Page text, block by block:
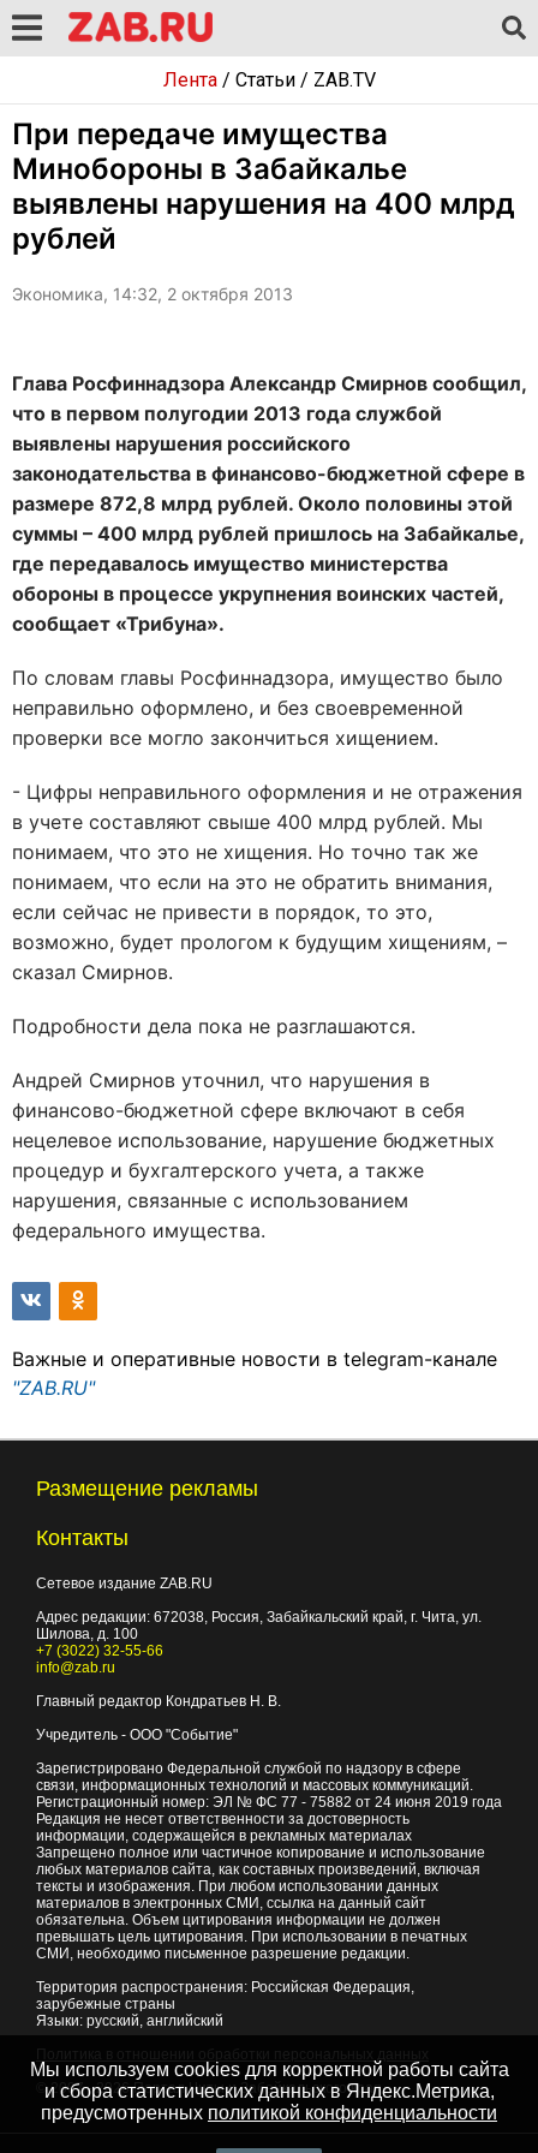
Лента/ Статьи/ ZAB.TV
При передаче имущества
Минобороны в Забайкалье
выявлены нарушения на 400 млрд
рублей
Экономика, 14:32, 2 октября 2013
Глава Росфиннадзора Александр Смирнов сообщил,
что в первом полугодии 2013 года службой
выявлены нарушения российского
законодательства в финансово-бюджетной сфере в
размере 872,8 млрд рублей. Около половины этой
суммы – 400 млрд рублей пришлось на Забайкалье,
где передавалось имущество министерства
обороны в процессе укрупнения воинских частей,
сообщает «Трибуна».
По словам главы Росфиннадзора, имущество было
неправильно оформлено, и без своевременной
проверки все могло закончиться хищением.
- Цифры неправильного оформления и не отражения
в учете составляют свыше 400 млрд рублей. Мы
понимаем, что это не хищения. Но точно так же
понимаем, что если на это не обратить внимания,
если сейчас не привести в порядок, то это,
возможно, будет прологом к будущим хищениям, –
сказал Смирнов.
Подробности дела пока не разглашаются.
Андрей Смирнов уточнил, что нарушения в
финансово-бюджетной сфере включают в себя
нецелевое использование, нарушение бюджетных
процедур и бухгалтерского учета, а также
нарушения, связанные с использованием
федерального имущества.
Важные и оперативные новости в telegram-канале
"ZAB.RU"
Размещение рекламы
Контакты
Сетевое издание ZAB.RU
Адрес редакции: 672038, Россия, Забайкальский край, г. Чита, ул.
Шилова, д. 100
+7 (3022) 32-55-66
info@zab.ru
Главный редактор Кондратьев Н. В.
Учредитель - ООО "Событие"
Зарегистрировано Федеральной службой по надзору в сфере
связи, информационных технологий и массовых коммуникаций.
Регистрационный номер: ЭЛ № ФС 77 - 75882 от 24 июня 2019 года
Редакция не несет ответственности за достоверность
информации, содержащейся в рекламных материалах
Запрещено полное или частичное копирование и использование
любых материалов сайта, как составных произведений, включая
тексты и изображения. При любом использовании данных
материалов в электронных СМИ, ссылка на данный сайт
обязательна. Объем цитирования информации не должен
превышать цель цитирования. При использовании в печатных
СМИ, необходимо письменное разрешение редакции.
Территория распространения: Российская Федерация,
зарубежные страны
Языки: русский, английский
© 2007 - 2026Портал Читы и Забайкальского края
Мы используем cookies для корректной работы сайта
и сбора статистических данных в Яндекс.Метрика,
предусмотренных политикой конфиденциальности